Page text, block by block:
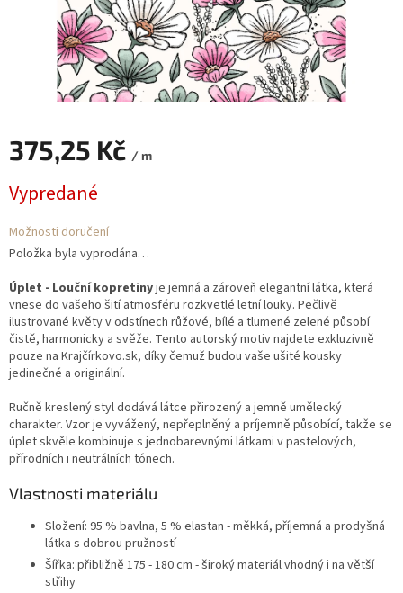
375,25 Kč / m
cena:
Vypredané
Možnosti doručení
Položka byla vyprodána…
Úplet - Louční kopretinyje jemná a zároveň elegantní látka, která
vnese do vašeho šití atmosféru rozkvetlé letní louky. Pečlivě
ilustrované květy v odstínech růžové, bílé a tlumené zelené působí
čistě, harmonicky a svěže. Tento autorský motiv najdete exkluzivně
pouze na Krajčírkovo.sk, díky čemuž budou vaše ušité kousky
jedinečné a originální.
Ručně kreslený styl dodává látce přirozený a jemně umělecký
charakter. Vzor je vyvážený, nepřeplněný a príjemně působící, takže se
úplet skvěle kombinuje s jednobarevnými látkami v pastelových,
přírodních i neutrálních tónech.
Vlastnosti materiálu
Složení: 95 % bavlna, 5 % elastan - měkká, příjemná a prodyšná
látka s dobrou pružností
Šířka: přibližně 175 - 180 cm - široký materiál vhodný i na větší
střihy